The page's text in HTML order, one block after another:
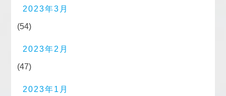
2023年3月
(54)
2023年2月
(47)
2023年1月